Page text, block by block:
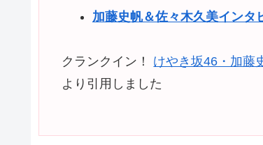
加藤史帆＆佐々木久美インタ
クランクイン！ けやき坂46・加藤
より引用しました